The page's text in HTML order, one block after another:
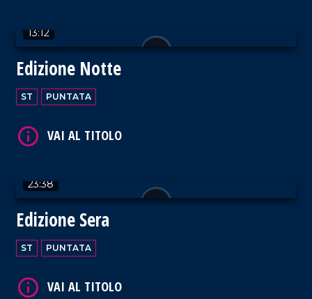
13:12
Edizione Notte
ST PUNTATA
23:38
Edizione Sera
ST PUNTATA
VAI AL TITOLO
VAI AL TITOLO